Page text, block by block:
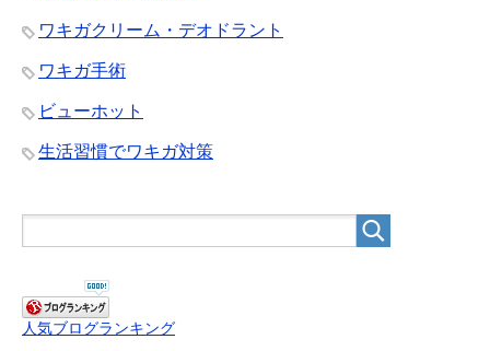
ワキガクリーム・デオドラント
ワキガ手術
ビューホット
生活習慣でワキガ対策
人気ブログランキング